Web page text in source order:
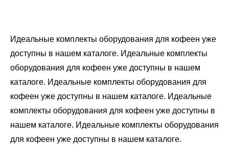
Идеальные комплекты оборудования для кофеен уже
доступны в нашем каталоге. Идеальные комплекты
оборудования для кофеен уже доступны в нашем
каталоге. Идеальные комплекты оборудования для
кофеен уже доступны в нашем каталоге. Идеальные
комплекты оборудования для кофеен уже доступны в
нашем каталоге. Идеальные комплекты оборудования
для кофеен уже доступны в нашем каталоге.